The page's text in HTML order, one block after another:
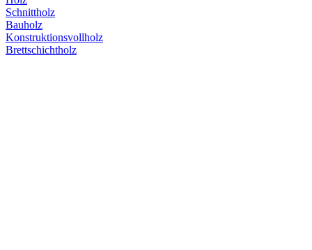
Schnittholz
Bauholz
Konstruktionsvollholz
Brettschichtholz